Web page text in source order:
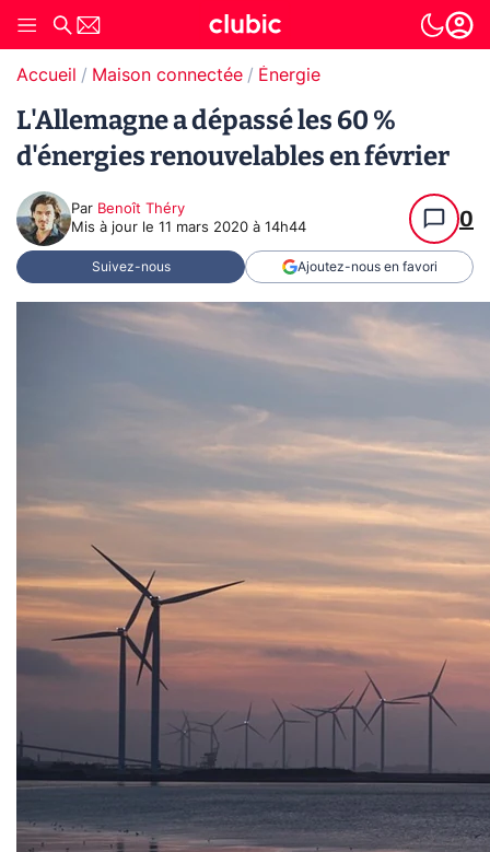
Accueil Maison connectée Énergie
L'Allemagne a dépassé les 60 %
d'énergies renouvelables en février
Par Benoît Théry
Mis à jour le 11 mars 2020 à 14h44 0
Suivez-nous Ajoutez-nous en favori